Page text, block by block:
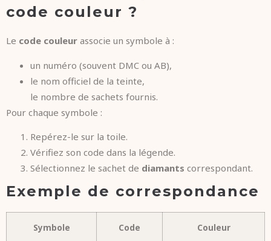
code couleur ?
Le code couleur associe un symbole à :
un numéro (souvent DMC ou AB),
le nom officiel de la teinte,
le nombre de sachets fournis.
Pour chaque symbole :
Repérez-le sur la toile.
Vérifiez son code dans la légende.
Sélectionnez le sachet de diamants correspondant.
Exemple de correspondance
Symbole Code Couleur